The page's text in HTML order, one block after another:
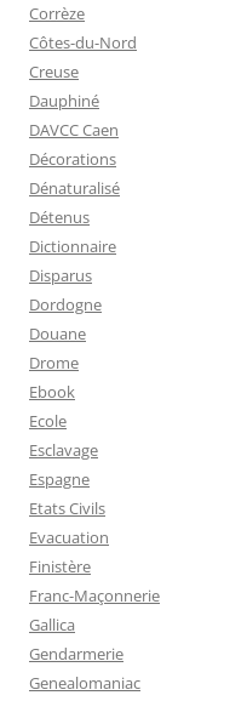
Corrèze
Côtes-du-Nord
Creuse
Dauphiné
DAVCC Caen
Décorations
Dénaturalisé
Détenus
Dictionnaire
Disparus
Dordogne
Douane
Drome
Ebook
Ecole
Esclavage
Espagne
Etats Civils
Evacuation
Finistère
Franc-Maçonnerie
Gallica
Gendarmerie
Genealomaniac